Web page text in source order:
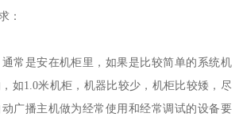
：
常是安在机柜里，如果是比较简单的系统机
如1.0米机柜，机器比较少，机柜比较矮，尽
广播主机做为经常使用和经常调试的设备要